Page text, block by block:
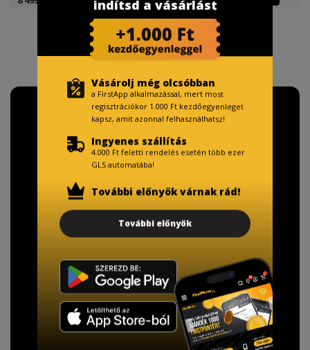
TISZTELT VÁSÁRLÓNK!
Fizetésnél kérje az ingyenes adattörlő kódot
adatainak biztonsága érdekében!
indítsd a vásárlást
Vásárolj még olcsóbban
a FirstApp alkalmazással, mert most
regisztrációkor 1.000 Ft kezdőegyenleget
kapsz, amit azonnal felhasználhatsz!
Ingyenes szállítás
4.000 Ft feletti rendelés esetén több ezer
GLS automatába!
További előnyök várnak rád!
További előnyök